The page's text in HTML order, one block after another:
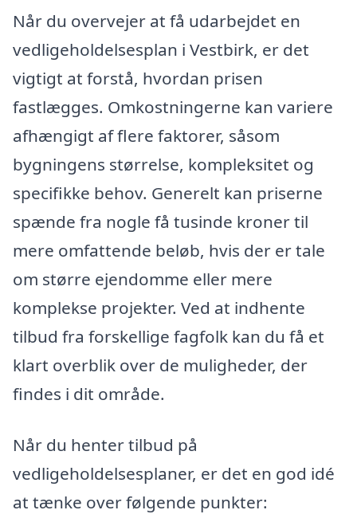
Når du overvejer at få udarbejdet en
vedligeholdelsesplan i Vestbirk, er det
vigtigt at forstå, hvordan prisen
fastlægges. Omkostningerne kan variere
afhængigt af flere faktorer, såsom
bygningens størrelse, kompleksitet og
specifikke behov. Generelt kan priserne
spænde fra nogle få tusinde kroner til
mere omfattende beløb, hvis der er tale
om større ejendomme eller mere
komplekse projekter. Ved at indhente
tilbud fra forskellige fagfolk kan du få et
klart overblik over de muligheder, der
findes i dit område.
Når du henter tilbud på
vedligeholdelsesplaner, er det en god idé
at tænke over følgende punkter: